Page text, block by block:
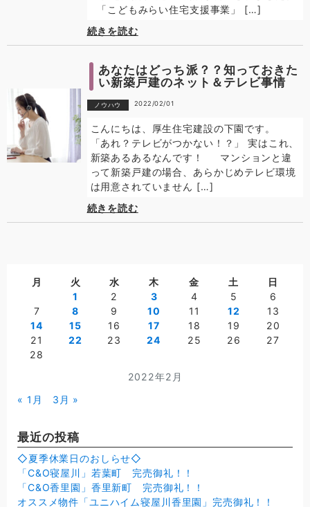
「こどもみらい住宅支援事業」 […]
続きを読む
あなたはどっち派？？知っておきた
い新築戸建のネット＆テレビ事情
ノウハウ 2022/02/01
こんにちは、厚生住宅建設の下園です。
「あれ？テレビがつかない！？」 実はこれ、
新築あるあるなんです！ マンションと違
って新築戸建の場合、あらかじめテレビ環境
は用意されていません […]
続きを読む
2022年2月
月 火 水 木 金 土
日
1
2 3 4 5
6
7
8 9 10 11 12
13
14
15 16 17 18 19
20
21
22 23 24 25 26
27
28
« 1月 3月 »
最近の投稿
◇夏季休業日のおしらせ◇
「C&O寝屋川」若葉町 完売御礼！！
「C&O香里園」香里新町 完売御礼！！
オススメ物件「ユニハイム寝屋川香里園」完売御礼！！